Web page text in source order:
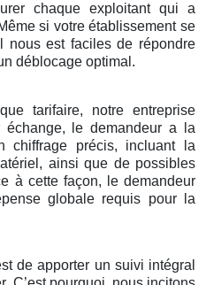
chaque exploitant qui a
si votre établissement se
nous est faciles de répondre
déblocage optimal.
tarifaire, notre entreprise
échange, le demandeur a la
chiffrage précis, incluant la
ainsi que de possibles
à cette façon, le demandeur
globale requis pour la
de apporter un suivi intégral